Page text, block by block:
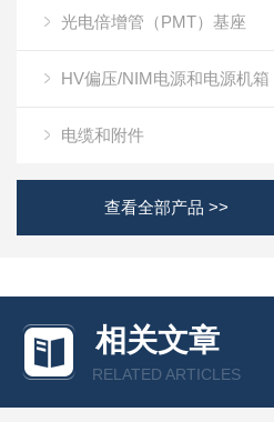
光电倍增管（PMT）基座
HV偏压/NIM电源和电源机箱
电缆和附件
查看全部产品 >>
相关文章
RELATED ARTICLES